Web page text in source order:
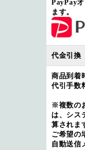
PayPay
ます。
代金引換
商品到着
代引手数
※複数の
は、シス
算されま
ご希望の
自動送信